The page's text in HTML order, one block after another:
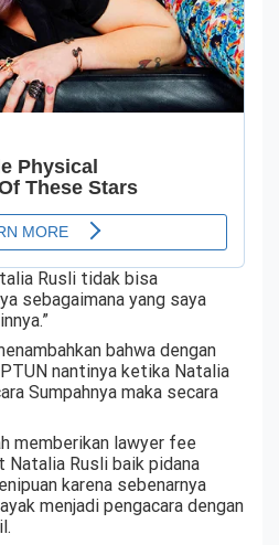
Rusli tidak bisa
sebagaimana yang saya
bahwa dengan
nantinya ketika Natalia
Sumpahnya maka secara
memberikan lawyer fee
Natalia Rusli baik pidana
karena sebenarnya
menjadi pengacara dengan